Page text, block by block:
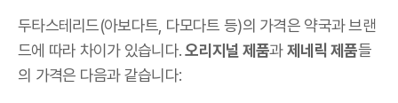
두타스테리드(아보다트, 다모다트 등)의 가격은 약국과 브랜
드에 따라 차이가 있습니다.오리지널 제품과제네릭 제품들
의 가격은 다음과 같습니다: